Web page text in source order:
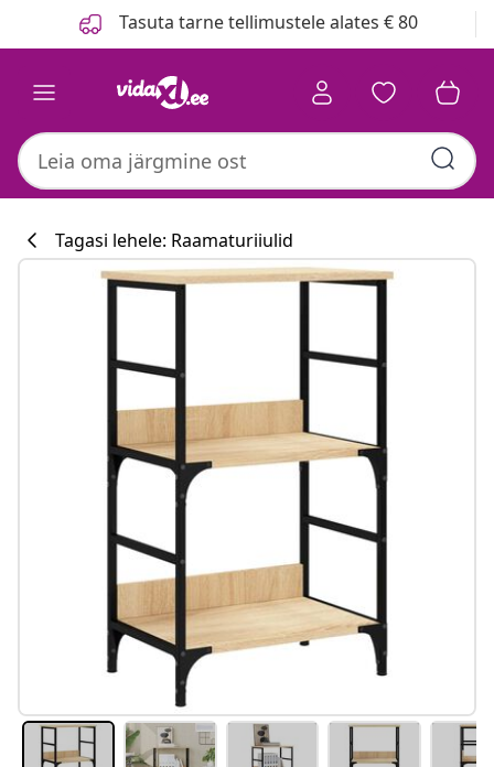
Tasuta tarne tellimustele alates € 80
#sharemevidaxl
Tagasi lehele: Raamaturiiulid